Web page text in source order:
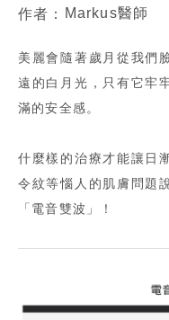
Markus醫師
美麗會隨著歲月從我們
遠的白月光，只有它牢
滿的安全感。
什麼樣的治療才能讓日
令紋等惱人的肌膚問題
「電音雙波」！